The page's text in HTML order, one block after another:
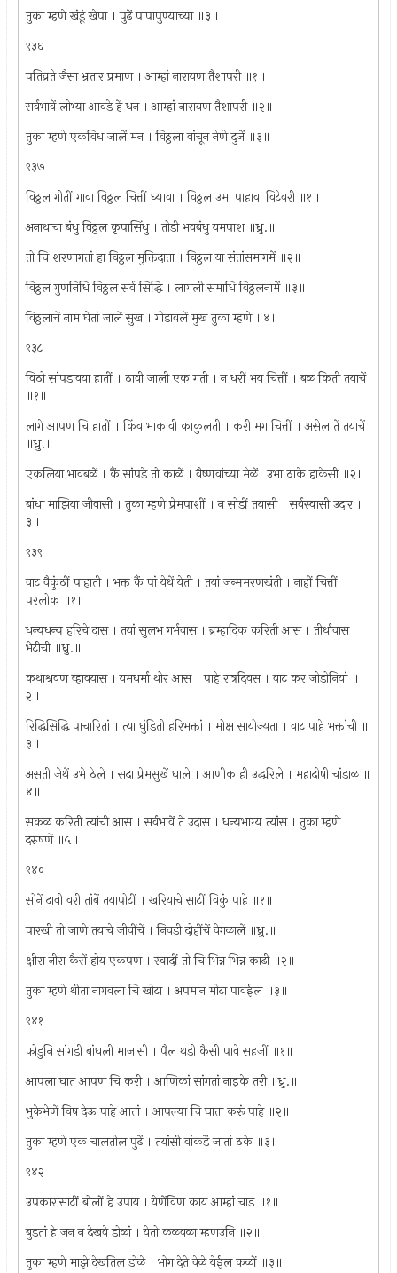
तुका म्हणे खंडूं खेपा । पुढें पापापुण्याच्या ॥३॥
९३६
पतिव्रते जैसा भ्रतार प्रमाण । आम्हां नारायण तैशापरी ॥१॥
सर्वभावें लोभ्या आवडे हें धन । आम्हां नारायण तैशापरी ॥२॥
तुका म्हणे एकविध जालें मन । विठ्ठला वांचून नेणे दुजें ॥३॥
९३७
विठ्ठल गीतीं गावा विठ्ठल चित्तीं ध्यावा । विठ्ठल उभा पाहावा विटेवरी ॥१॥
अनाथाचा बंधु विठ्ठल कृपासिंधु । तोडी भवबंधु यमपाश ॥ध्रु.॥
तो चि शरणागतां हा विठ्ठल मुक्तिदाता । विठ्ठल या संतांसमागमें ॥२॥
विठ्ठल गुणनिधि विठ्ठल सर्व सिद्धि । लागली समाधि विठ्ठलनामें ॥३॥
विठ्ठलाचें नाम घेतां जालें सुख । गोडावलें मुख तुका म्हणे ॥४॥
९३८
विठो सांपडावया हातीं । ठावी जाली एक गती । न धरीं भय चित्तीं । बळ किती तयाचें
॥१॥
लागे आपण चि हातीं । किंव भाकावी काकुलती । करी मग चित्तीं । असेल तें तयाचें
॥ध्रु.॥
एकलिया भावबळें । कैं सांपडे तो काळें । वैष्णवांच्या मेळें। उभा ठाके हाकेसी ॥२॥
बांधा माझिया जीवासी । तुका म्हणे प्रेमपाशीं । न सोडीं तयासी । सर्वस्वासी उदार ॥
३॥
९३९
वाट वैकुंठीं पाहाती । भक्त कैं पां येथें येती । तयां जन्ममरणखंती । नाहीं चित्तीं
परलोक ॥१॥
धन्यधन्य हरिचे दास । तयां सुलभ गर्भवास । ब्रम्हादिक करिती आस । तीर्थावास
भेटीची ॥ध्रु.॥
कथाश्रवण व्हावयास । यमधर्मा थोर आस । पाहे रात्रदिवस । वाट कर जोडोनियां ॥
२॥
रिद्धिसिद्धि पाचारितां । त्या धुंडिती हरिभक्तां । मोक्ष सायोज्यता । वाट पाहे भक्तांची ॥
३॥
असती जेथें उभे ठेले । सदा प्रेमसुखें धाले । आणीक ही उद्धरिले । महादोषी चांडाळ ॥
४॥
सकळ करिती त्यांची आस । सर्वभावें ते उदास । धन्यभाग्य त्यांस । तुका म्हणे
दरुषणें ॥५॥
९४०
सोनें दावी वरी तांबें तयापोटीं । खरियाचे साटीं विकुं पाहे ॥१॥
पारखी तो जाणे तयाचे जीवींचें । निवडी दोहींचें वेगळालें ॥ध्रु.॥
क्षीरा नीरा कैसें होय एकपण । स्वादीं तो चि भिन्न भिन्न काढी ॥२॥
तुका म्हणे थीता नागवला चि खोटा । अपमान मोटा पावईल ॥३॥
९४१
फोडुनि सांगडी बांधली माजासी । पैल थडी कैसी पावे सहजीं ॥१॥
आपला घात आपण चि करी । आणिकां सांगतां नाइके तरी ॥ध्रु.॥
भुकेभेणें विष देऊ पाहे आतां । आपल्या चि घाता करूं पाहे ॥२॥
तुका म्हणे एक चालतील पुढें । तयांसी वांकडें जातां ठके ॥३॥
९४२
उपकारासाटीं बोलों हे उपाय । येणेंविण काय आम्हां चाड ॥१॥
बुडतां हे जन न देखवे डोळां । येतो कळवळा म्हणउनि ॥२॥
तुका म्हणे माझे देखतिल डोळे । भोग देते वेळे येईल कळों ॥३॥